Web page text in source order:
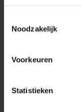
Noodzakelijk
Voorkeuren
Statistieken
GARANTIE